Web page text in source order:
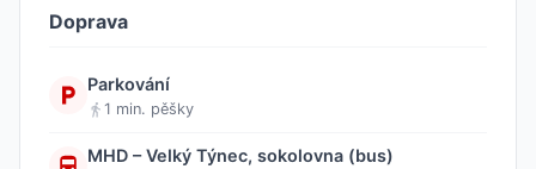
Doprava
Parkování
1 min. pěšky
MHD – Velký Týnec, sokolovna (bus)